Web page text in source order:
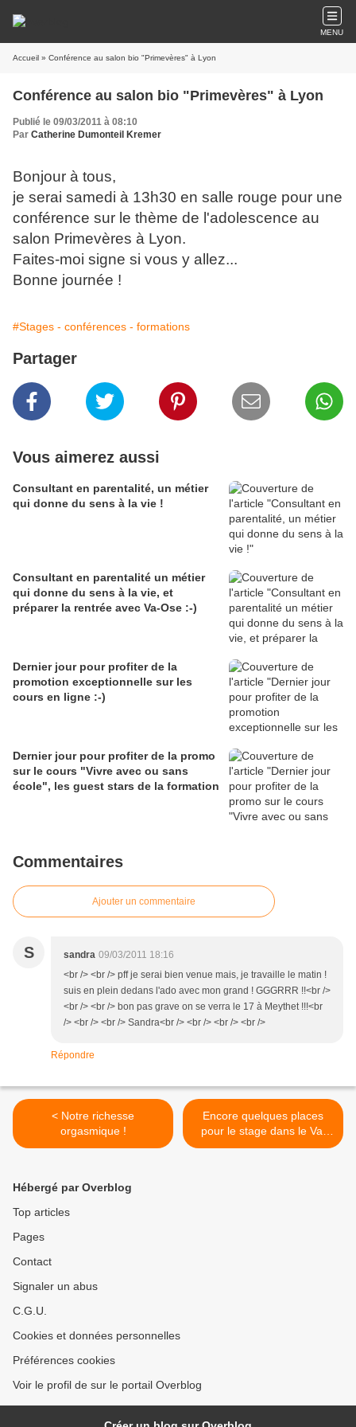
MENU
Accueil » Conférence au salon bio "Primevères" à Lyon
Conférence au salon bio "Primevères" à Lyon
Publié le 09/03/2011 à 08:10
Par Catherine Dumonteil Kremer
Bonjour à tous,
je serai samedi à 13h30 en salle rouge pour une
conférence sur le thème de l'adolescence au
salon Primevères à Lyon.
Faites-moi signe si vous y allez...
Bonne journée !
#Stages - conférences - formations
Partager
Vous aimerez aussi
Consultant en parentalité, un métier
qui donne du sens à la vie !
Consultant en parentalité un métier
qui donne du sens à la vie, et
préparer la rentrée avec Va-Ose :-)
Dernier jour pour profiter de la
promotion exceptionnelle sur les
cours en ligne :-)
Dernier jour pour profiter de la promo
sur le cours "Vivre avec ou sans
école", les guest stars de la formation
Commentaires
Ajouter un commentaire
S sandra 09/03/2011 18:16
<br /> <br /> pff je serai bien venue mais, je travaille le matin !
suis en plein dedans l'ado avec mon grand ! GGGRRR !!<br />
<br /> <br /> bon pas grave on se verra le 17 à Meythet !!!<br
/> <br /> <br /> Sandra<br /> <br /> <br /> <br />
Répondre
< Notre richesse
orgasmique !
Encore quelques places
pour le stage dans le Val
d'Oise, le week end
Hébergé par Overblog
Top articles
Pages
Contact
Signaler un abus
C.G.U.
Cookies et données personnelles
Préférences cookies
Voir le profil de sur le portail Overblog